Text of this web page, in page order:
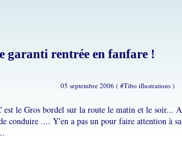
garanti rentrée en fanfare !
05 septembre 2006 ( #Tibo illustrations )
le Gros bordel sur la route le matin et le soir...
conduire .... Y'en a pas un pour faire attention à